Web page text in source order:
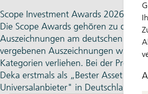
Scope Investment Awards 2026
Die Scope Awards gehören zu den
Auszeichnungen am deutschen
vergebenen Auszeichnungen wurden
Kategorien verliehen. Bei der
Deka erstmals als „Bester Asset
Universalanbieter" in Deutschland